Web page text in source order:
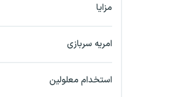
بندرعباس
مزایا
امریه سربازی
استخدام معلولین